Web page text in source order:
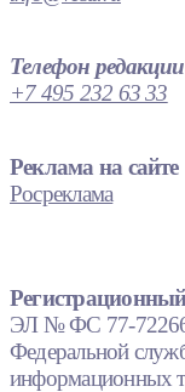
Телефон редакции
+7 495 232 63 33
Реклама на сайте
Росреклама
ЭЛ № ФС 77-72266
Федеральной
информационных